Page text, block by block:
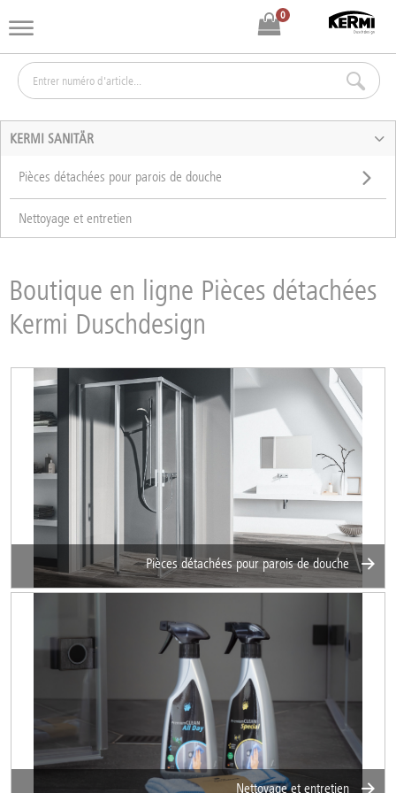
0
KERMI SANITÄR
Pièces détachées pour parois de douche
Nettoyage et entretien
Boutique en ligne Pièces détachées
Kermi Duschdesign
Pièces détachées pour parois de douche
Nettoyage et entretien